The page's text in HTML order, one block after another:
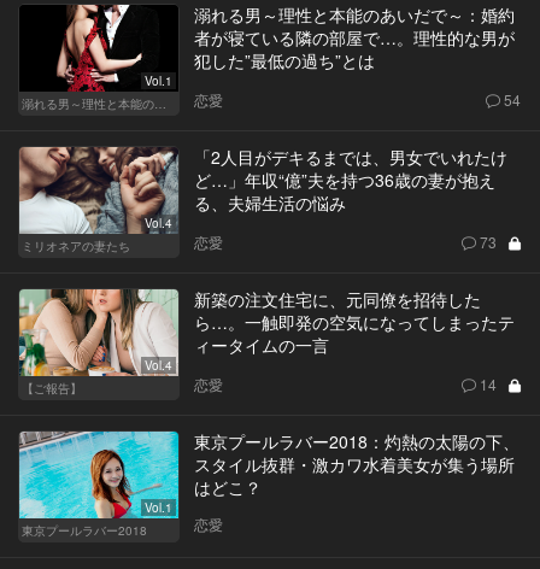
Vol.1
溺れる男～理性と本能のあいだで～
溺れる男～理性と本能のあいだで～：婚約
者が寝ている隣の部屋で…。理性的な男が
犯した”最低の過ち”とは
恋愛 54
Vol.4
ミリオネアの妻たち
「2人目がデキるまでは、男女でいれたけ
ど…」年収“億”夫を持つ36歳の妻が抱え
る、夫婦生活の悩み
恋愛 73
Vol.4
【ご報告】
新築の注文住宅に、元同僚を招待した
ら…。一触即発の空気になってしまったテ
ィータイムの一言
恋愛 14
Vol.1
東京プールラバー2018
東京プールラバー2018：灼熱の太陽の下、
スタイル抜群・激カワ水着美女が集う場所
はどこ？
恋愛